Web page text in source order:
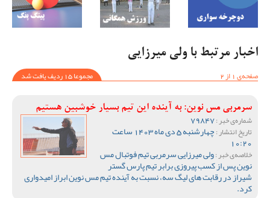
اخبار مرتبط با ولی میرزایی
صفحه‌ی 1 از 2
مجموعا 15 ردیف یافت شد
سرمربی مس نوین: به آینده این تیم بسیار خوشبین هستیم
شماره‌ی خبر :
تاریخ انتشار : چهارشنبه 5 دی ماه 1403 ساعت
10:20
خلاصه‌ی خبر :ولی میرزایی سرمربی تیم فوتبال مس
نوین پس از کسب پیروزی برابر تیم پارس گستر
شیراز در رقابت های لیگ سه، نسبت به آینده تیم مس نوین ابراز امیدواری
کرد.